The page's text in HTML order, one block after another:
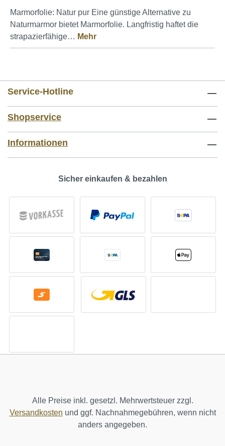
Marmorfolie: Natur pur Eine günstige Alternative zu
Naturmarmor bietet Marmorfolie. Langfristig haftet die
strapazierfähige… Mehr
Service-Hotline
Shopservice
Informationen
Sicher einkaufen & bezahlen
Alle Preise inkl. gesetzl. Mehrwertsteuer zzgl.
Versandkosten und ggf. Nachnahmegebühren, wenn nicht
anders angegeben.